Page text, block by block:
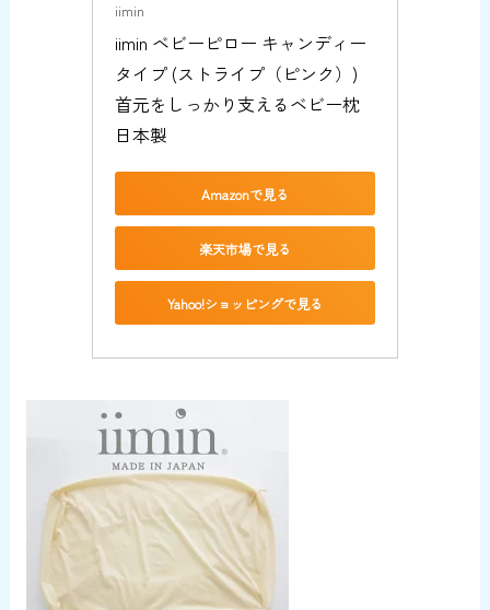
iimin
iimin ベビーピロー キャンディー
タイプ (ストライプ（ピンク）)
首元をしっかり支えるベビー枕
日本製
Amazonで見る
楽天市場で見る
Yahoo!ショッピングで見る